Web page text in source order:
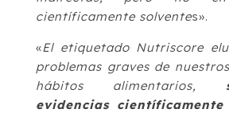
científicamente solventes».
«El etiquetado Nutriscore
problemas graves de
hábitos alimentarios,
evidencias científicamente